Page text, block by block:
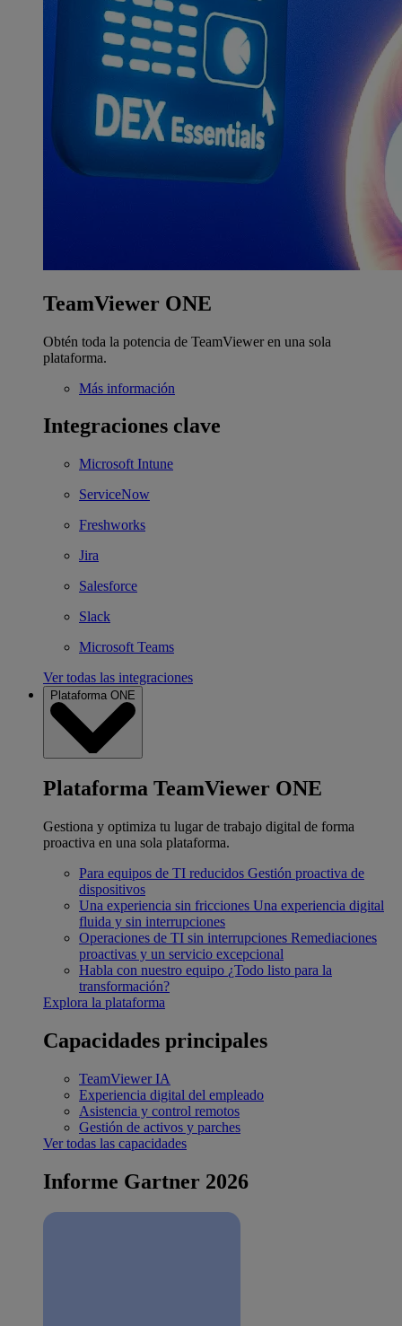
TeamViewer ONE
Obtén toda la potencia de TeamViewer en una sola
plataforma.
Más información
Integraciones clave
Microsoft Intune
ServiceNow
Freshworks
Jira
Salesforce
Slack
Microsoft Teams
Ver todas las integraciones
Plataforma ONE
Plataforma TeamViewer ONE
Gestiona y optimiza tu lugar de trabajo digital de forma
proactiva en una sola plataforma.
Para equipos de TI reducidos Gestión proactiva de
dispositivos
Una experiencia sin fricciones Una experiencia digital
fluida y sin interrupciones
Operaciones de TI sin interrupciones Remediaciones
proactivas y un servicio excepcional
Habla con nuestro equipo ¿Todo listo para la
transformación?
Explora la plataforma
Capacidades principales
TeamViewer IA
Experiencia digital del empleado
Asistencia y control remotos
Gestión de activos y parches
Ver todas las capacidades
Informe Gartner 2026